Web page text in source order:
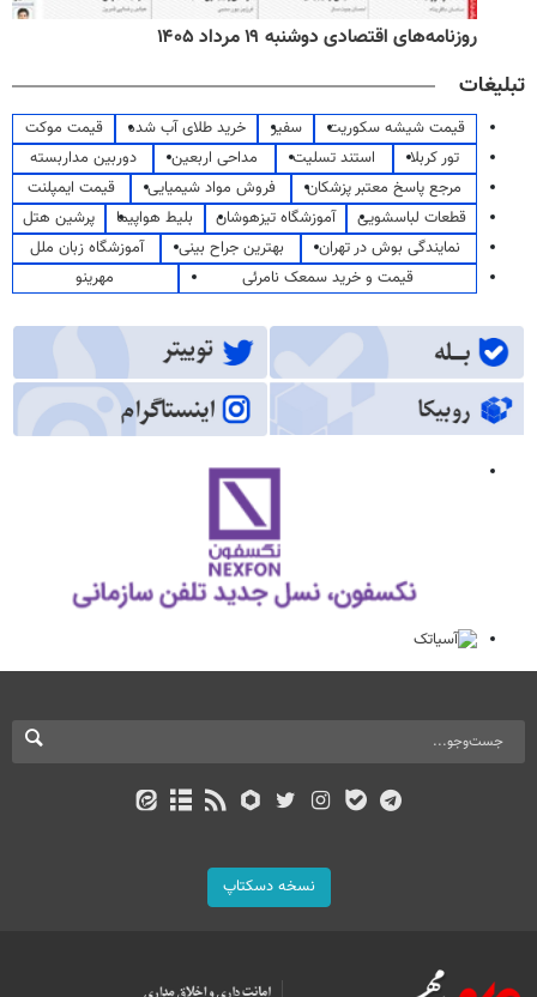
روزنامه‌های اقتصادی دوشنبه ۱۹ مرداد ۱۴۰۵
تبلیغات
قیمت شیشه سکوریت سفیر خرید طلای آب شده
قیمت موکت
تور کربلا
استند تسلیت مداحی اربعین
دوربین مداربسته
مرجع پاسخ معتبر پزشکان
فروش مواد شیمیایی
قیمت ایمپلنت
قطعات لباسشویی
آموزشگاه تیزهوشان بلیط هواپیما
پرشین هتل
نمایندگی بوش در تهران
بهترین جراح بینی
آموزشگاه زبان ملل
قیمت و خرید سمعک نامرئی
مهرینو
نسخه دسکتاپ